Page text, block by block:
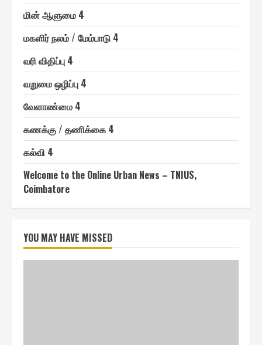
மின் ஆளுமை 4
ம௧ளிர் நலம் / மேம்பாடு 4
வரி விதிப்பு 4
வறுமை ஒழிப்பு 4
வேளாண்மை 4
௧ணக்கு / தணிக்கை 4
௧ல்வி 4
Welcome to the Online Urban News – TNIUS,
Coimbatore
YOU MAY HAVE MISSED